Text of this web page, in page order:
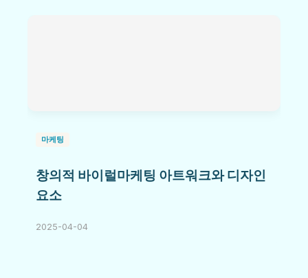
마케팅
창의적 바이럴마케팅 아트워크와 디자인
요소
2025-04-04